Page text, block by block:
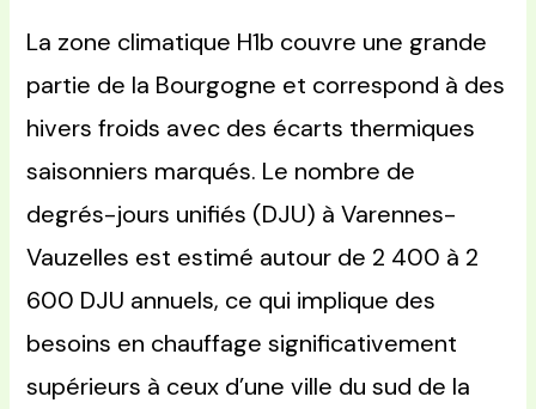
La zone climatique H1b couvre une grande
partie de la Bourgogne et correspond à des
hivers froids avec des écarts thermiques
saisonniers marqués. Le nombre de
degrés-jours unifiés (DJU) à Varennes-
Vauzelles est estimé autour de 2 400 à 2
600 DJU annuels, ce qui implique des
besoins en chauffage significativement
supérieurs à ceux d’une ville du sud de la